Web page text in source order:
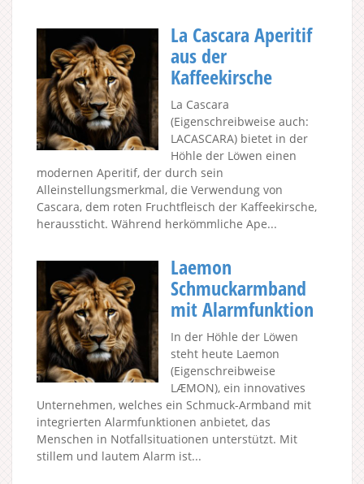
La Cascara Aperitif
aus der
Kaffeekirsche
La Cascara
(Eigenschreibweise auch:
LACASCARA) bietet in der
Höhle der Löwen einen
modernen Aperitif, der durch sein
Alleinstellungsmerkmal, die Verwendung von
Cascara, dem roten Fruchtfleisch der Kaffeekirsche,
heraussticht. Während herkömmliche Ape...
Laemon
Schmuckarmband
mit Alarmfunktion
In der Höhle der Löwen
steht heute Laemon
(Eigenschreibweise
LÆMON), ein innovatives
Unternehmen, welches ein Schmuck-Armband mit
integrierten Alarmfunktionen anbietet, das
Menschen in Notfallsituationen unterstützt. Mit
stillem und lautem Alarm ist...